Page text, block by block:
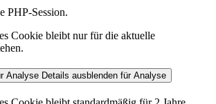
PHP-Session.
Cookie bleibt nur für die aktuelle
Analyse Details ausblenden für Analyse